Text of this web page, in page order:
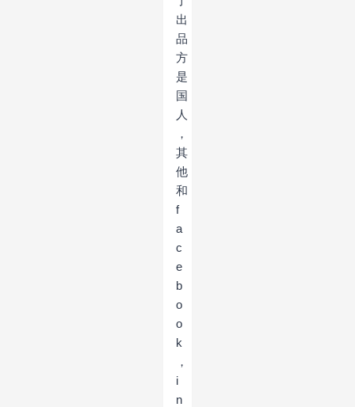
出
品
方
是
国
人
，
其
他
和
f
a
c
e
b
o
o
k
，
i
n